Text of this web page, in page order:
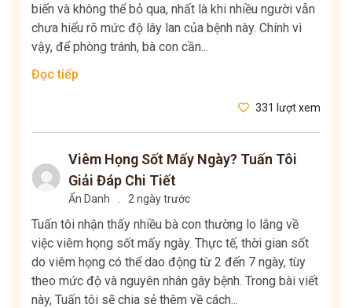
biến và không thể bỏ qua, nhất là khi nhiều người vẫn
chưa hiểu rõ mức độ lây lan của bệnh này. Chính vì
vậy, để phòng tránh, bà con cần...
Đọc tiếp
331 lượt xem
Viêm Họng Sốt Mấy Ngày? Tuấn Tôi
Giải Đáp Chi Tiết
Ẩn Danh 2 ngày trước
Tuấn tôi nhận thấy nhiều bà con thường lo lắng về
việc viêm họng sốt mấy ngày. Thực tế, thời gian sốt
do viêm họng có thể dao động từ 2 đến 7 ngày, tùy
theo mức độ và nguyên nhân gây bệnh. Trong bài viết
này, Tuấn tôi sẽ chia sẻ thêm về cách...